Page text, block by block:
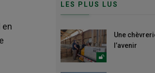
en
LES PLUS LUS
Une
l’avenir